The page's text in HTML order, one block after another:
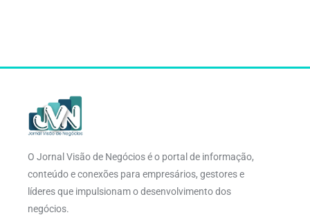
O Jornal Visão de Negócios é o portal de informação,
conteúdo e conexões para empresários, gestores e
líderes que impulsionam o desenvolvimento dos
negócios.